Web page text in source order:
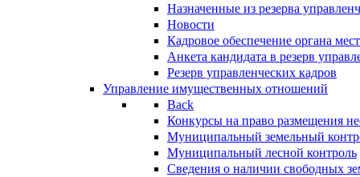
Назначенные из резерва
Новости
Кадровое обеспечение органа
Анкета кандидата в резерв
Резерв управленческих кадров
Управление имущественных отношений
Back
Конкурсы на право размещения
Муниципальный земельный
Муниципальный лесной контроль
Сведения о наличии свободных